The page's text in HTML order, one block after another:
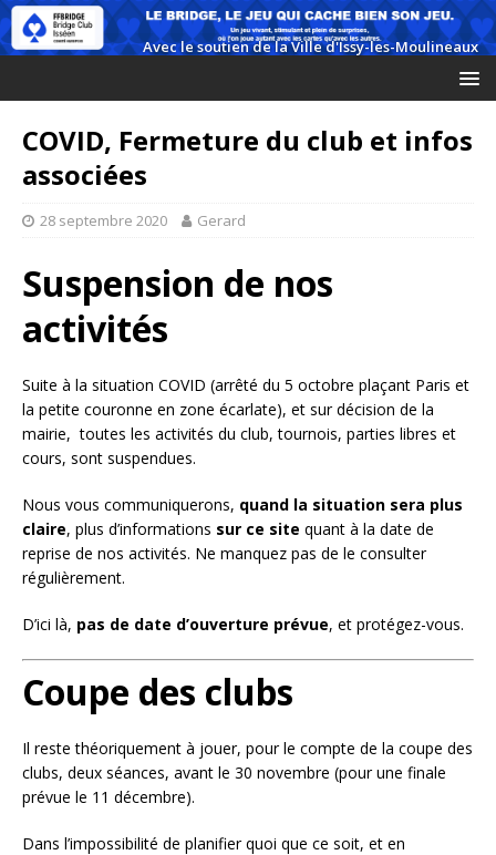
COVID, Fermeture du club et infos
associées
28 septembre 2020 Gerard
Suspension de nos
activités
Suite à la situation COVID (arrêté du 5 octobre plaçant Paris et
la petite couronne en zone écarlate), et sur décision de la
mairie, toutes les activités du club, tournois, parties libres et
cours, sont suspendues.
Nous vous communiquerons, quand la situation sera plus
claire, plus d’informations sur ce site quant à la date de
reprise de nos activités. Ne manquez pas de le consulter
régulièrement.
D’ici là, pas de date d’ouverture prévue, et protégez-vous.
Coupe des clubs
Il reste théoriquement à jouer, pour le compte de la coupe des
clubs, deux séances, avant le 30 novembre (pour une finale
prévue le 11 décembre).
Dans l’impossibilité de planifier quoi que ce soit, et en